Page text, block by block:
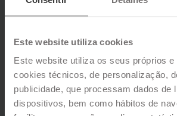
Este website utiliza cookies
Este website utiliza os seus próprios e
cookies técnicos, de personalização,
publicidade, que processam dados de
dispositivos, bem como hábitos de
FALKEN SINCERA SN110